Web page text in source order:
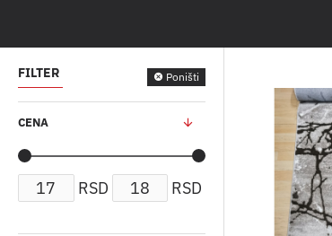
FILTER Poništi
CENA
RSD RSD